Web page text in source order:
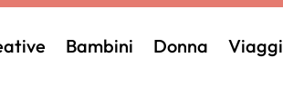
Bambini Donna Viaggi